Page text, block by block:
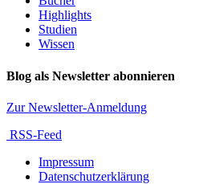
Highlights
Studien
Wissen
Blog als Newsletter abonnieren
Zur Newsletter-Anmeldung
RSS-Feed
Impressum
Datenschutzerklärung